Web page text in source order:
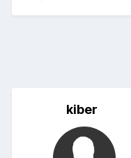
kiber